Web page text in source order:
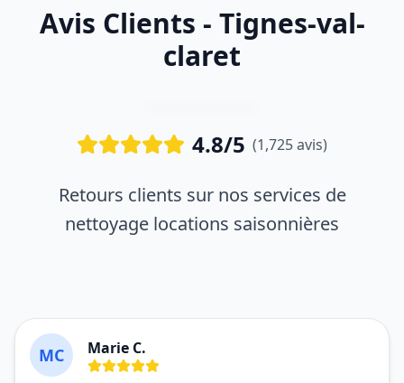
Avis Clients - Tignes-val-
claret
4.8/5 (1,725 avis)
Retours clients sur nos services de
nettoyage locations saisonnières
MC Marie C.